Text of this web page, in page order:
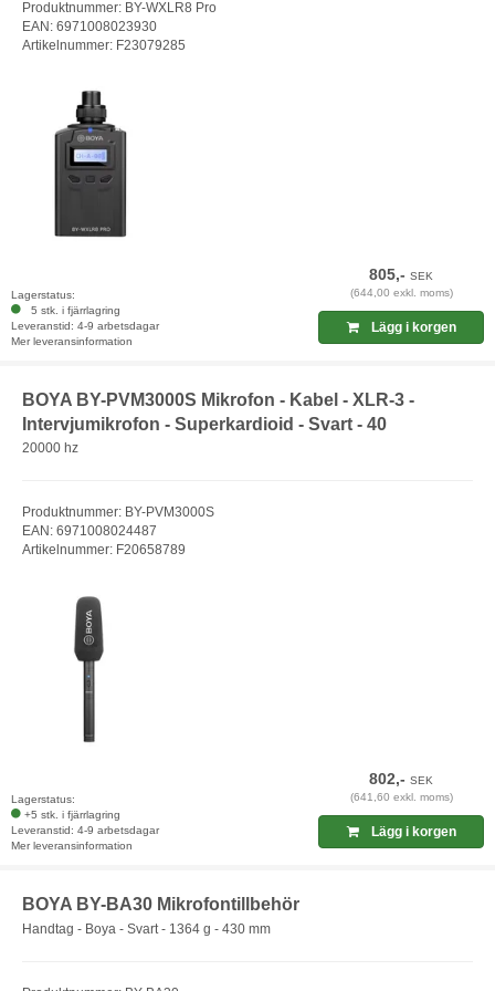
Produktnummer: BY-WXLR8 Pro
EAN: 6971008023930
Artikelnummer: F23079285
Lagerstatus:
5 stk. i fjärrlagring
Leveranstid: 4-9 arbetsdagar
Mer leveransinformation
805,-SEK
(644,00 exkl. moms)
Lägg i korgen
BOYA BY-PVM3000S Mikrofon - Kabel - XLR-3 -
Intervjumikrofon - Superkardioid - Svart - 40
20000 hz
Produktnummer: BY-PVM3000S
EAN: 6971008024487
Artikelnummer: F20658789
Lagerstatus:
+5 stk. i fjärrlagring
Leveranstid: 4-9 arbetsdagar
Mer leveransinformation
802,-SEK
(641,60 exkl. moms)
Lägg i korgen
BOYA BY-BA30 Mikrofontillbehör
Handtag - Boya - Svart - 1364 g - 430 mm